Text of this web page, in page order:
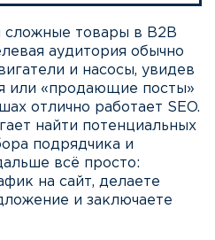
сложные товары в B2B
аудитория обычно
и насосы, увидев
или «продающие посты»
отлично работает SEO.
найти потенциальных
подрядчика и
всё просто:
на сайт, делаете
и заключаете